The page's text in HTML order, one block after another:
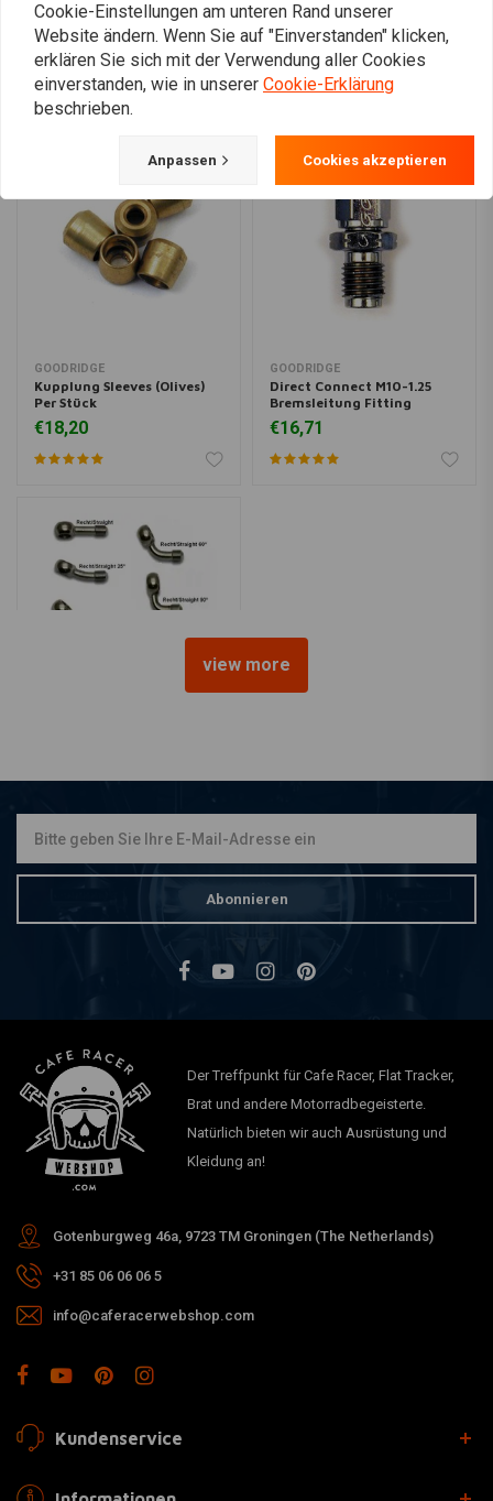
Mehr laden
GOODRIDGE
Kupplung Sleeves (Olives)
Per Stück
€18,20
GOODRIDGE
Direct Connect M10-1.25
Bremsleitung Fitting
€16,71
€4,72
view more
Abonnieren
Der Treffpunkt für Cafe Racer, Flat Tracker,
Brat und andere Motorradbegeisterte.
Natürlich bieten wir auch Ausrüstung und
Kleidung an!
Gotenburgweg 46a, 9723 TM Groningen (The Netherlands)
+31 85 06 06 06 5
info@caferacerwebshop.com
Kundenservice
Cookie-Einstellungen am unteren Rand unserer
Website ändern. Wenn Sie auf "Einverstanden" klicken,
erklären Sie sich mit der Verwendung aller Cookies
einverstanden, wie in unserer Cookie-Erklärung
beschrieben.
Anpassen Cookies akzeptieren